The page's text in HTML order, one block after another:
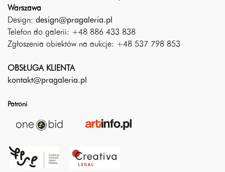
Warszawa
Design: design@pragaleria.pl
Telefon do galerii: +48 886 433 838
Zgłoszenia obiektów na aukcje: +48 537 798 853
OBSŁUGA KLIENTA
kontakt@pragaleria.pl
Patroni